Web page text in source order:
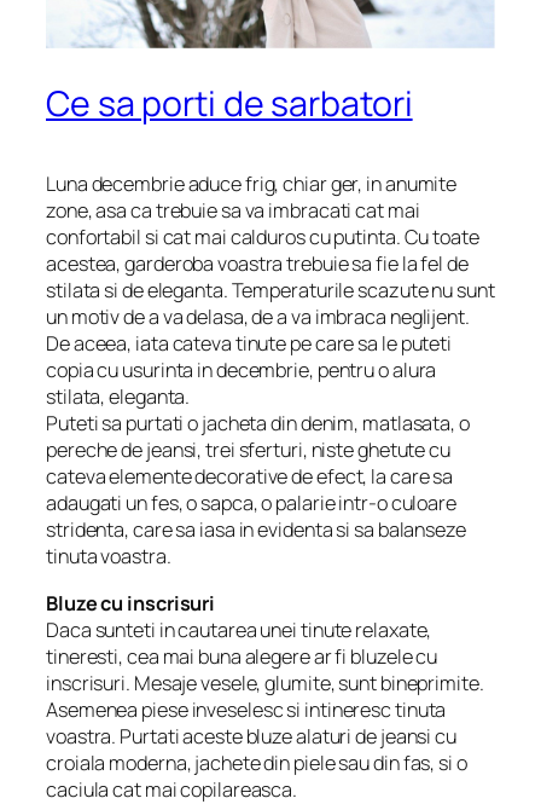
Ce sa porti de sarbatori
Luna decembrie aduce frig, chiar ger, in anumite
zone, asa ca trebuie sa va imbracati cat mai
confortabil si cat mai calduros cu putinta. Cu toate
acestea, garderoba voastra trebuie sa fie la fel de
stilata si de eleganta. Temperaturile scazute nu sunt
un motiv de a va delasa, de a va imbraca neglijent.
De aceea, iata cateva tinute pe care sa le puteti
copia cu usurinta in decembrie, pentru o alura
stilata, eleganta.
Puteti sa purtati o jacheta din denim, matlasata, o
pereche de jeansi, trei sferturi, niste ghetute cu
cateva elemente decorative de efect, la care sa
adaugati un fes, o sapca, o palarie intr-o culoare
stridenta, care sa iasa in evidenta si sa balanseze
tinuta voastra.
Bluze cu inscrisuri
Daca sunteti in cautarea unei tinute relaxate,
tineresti, cea mai buna alegere ar fi bluzele cu
inscrisuri. Mesaje vesele, glumite, sunt bineprimite.
Asemenea piese inveselesc si intineresc tinuta
voastra. Purtati aceste bluze alaturi de jeansi cu
croiala moderna, jachete din piele sau din fas, si o
caciula cat mai copilareasca.